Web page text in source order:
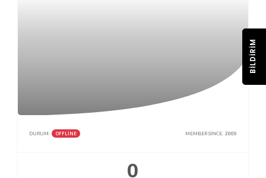
DURUM: OFFLINE MEMBER SINCE: 2009
0
BILDIRIM